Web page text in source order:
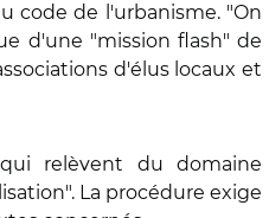
code de l'urbanisme. "On
d'une "mission flash" de
d'élus locaux et
relèvent du domaine
La procédure exige